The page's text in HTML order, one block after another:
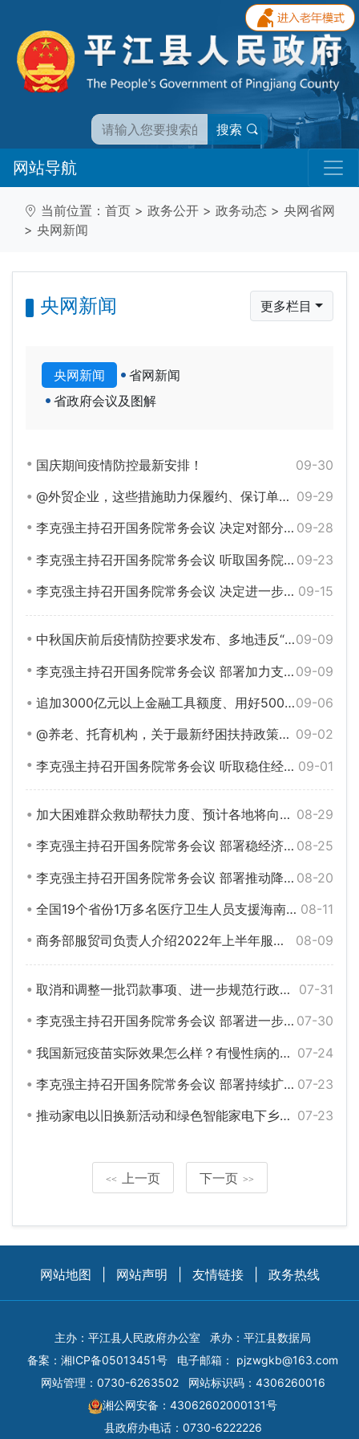
搜索
网站导航
当前位置： 首页 > 政务公开 > 政务动态 > 央网省网
> 央网新闻
央网新闻 更多栏目
央网新闻
省网新闻
省政府会议及图解
09-30
国庆期间疫情防控最新安排！
09-29
@外贸企业，这些措施助力保履约、保订单及时交付！
09-28
李克强主持召开国务院常务会议 决定对部分行政事业性收费和保证金实行阶段性缓缴 进一步帮助市场主体减负纾困等
09-23
李克强主持召开国务院常务会议 听取国务院第九次大督查情况汇报等
09-15
李克强主持召开国务院常务会议 决定进一步延长制造业缓税补缴期限 加力助企纾困等
09-09
中秋国庆前后疫情防控要求发布、多地违反“九不准”被通报……权威发布！
09-09
李克强主持召开国务院常务会议 部署加力支持就业创业的政策 拓展就业空间培育壮大市场主体和经济新动能等
09-06
追加3000亿元以上金融工具额度、用好5000多亿元专项债地方结存限额……稳经济一揽子政策的接续政策来了！
09-02
@养老、托育机构，关于最新纾困扶持政策，这场发布会一定要关注！
09-01
李克强主持召开国务院常务会议 听取稳住经济大盘督导和服务工作汇报等
08-29
加大困难群众救助帮扶力度、预计各地将向困难群众发放价格临时补贴约200亿元……今天这场发布会很重要！
08-25
李克强主持召开国务院常务会议 部署稳经济一揽子政策的接续政策措施 加力巩固经济恢复发展基础等
08-20
李克强主持召开国务院常务会议 部署推动降低企业融资成本和个人消费信贷成本的措施 加大金融支持实体经济力度等
08-11
全国19个省份1万多名医疗卫生人员支援海南、遇核酸检测结果不互认可留言反映……权威回应！
08-09
商务部服贸司负责人介绍2022年上半年服务贸易发展情况
07-31
取消和调整一批罚款事项、进一步规范行政裁量权……这场吹风会信息量很大！
07-30
李克强主持召开国务院常务会议 部署进一步扩需求举措 推动有效投资和增加消费等
07-24
我国新冠疫苗实际效果怎么样？有慢性病的老年人是否可以接种？最新回应！
07-23
李克强主持召开国务院常务会议 部署持续扩大有效需求的政策举措 增强经济恢复发展拉动力等
07-23
推动家电以旧换新活动和绿色智能家电下乡、支持废旧家电回收……今天发布会提到这些要点！
<< 上一页 下一页 >>
网站地图 网站声明 友情链接 政务热线
主办：平江县人民政府办公室
承办：平江县数据局
备案： 湘ICP备05013451号 电子邮箱： pjzwgkb@163.com
网站管理：0730-6263502
网站标识码：4306260016
湘公网安备：43062602000131号
县政府办电话：0730-6222226